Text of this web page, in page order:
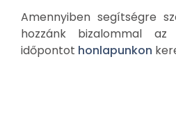
Amennyiben segítségre
hozzánk bizalommal az
időpontot honlapunkon